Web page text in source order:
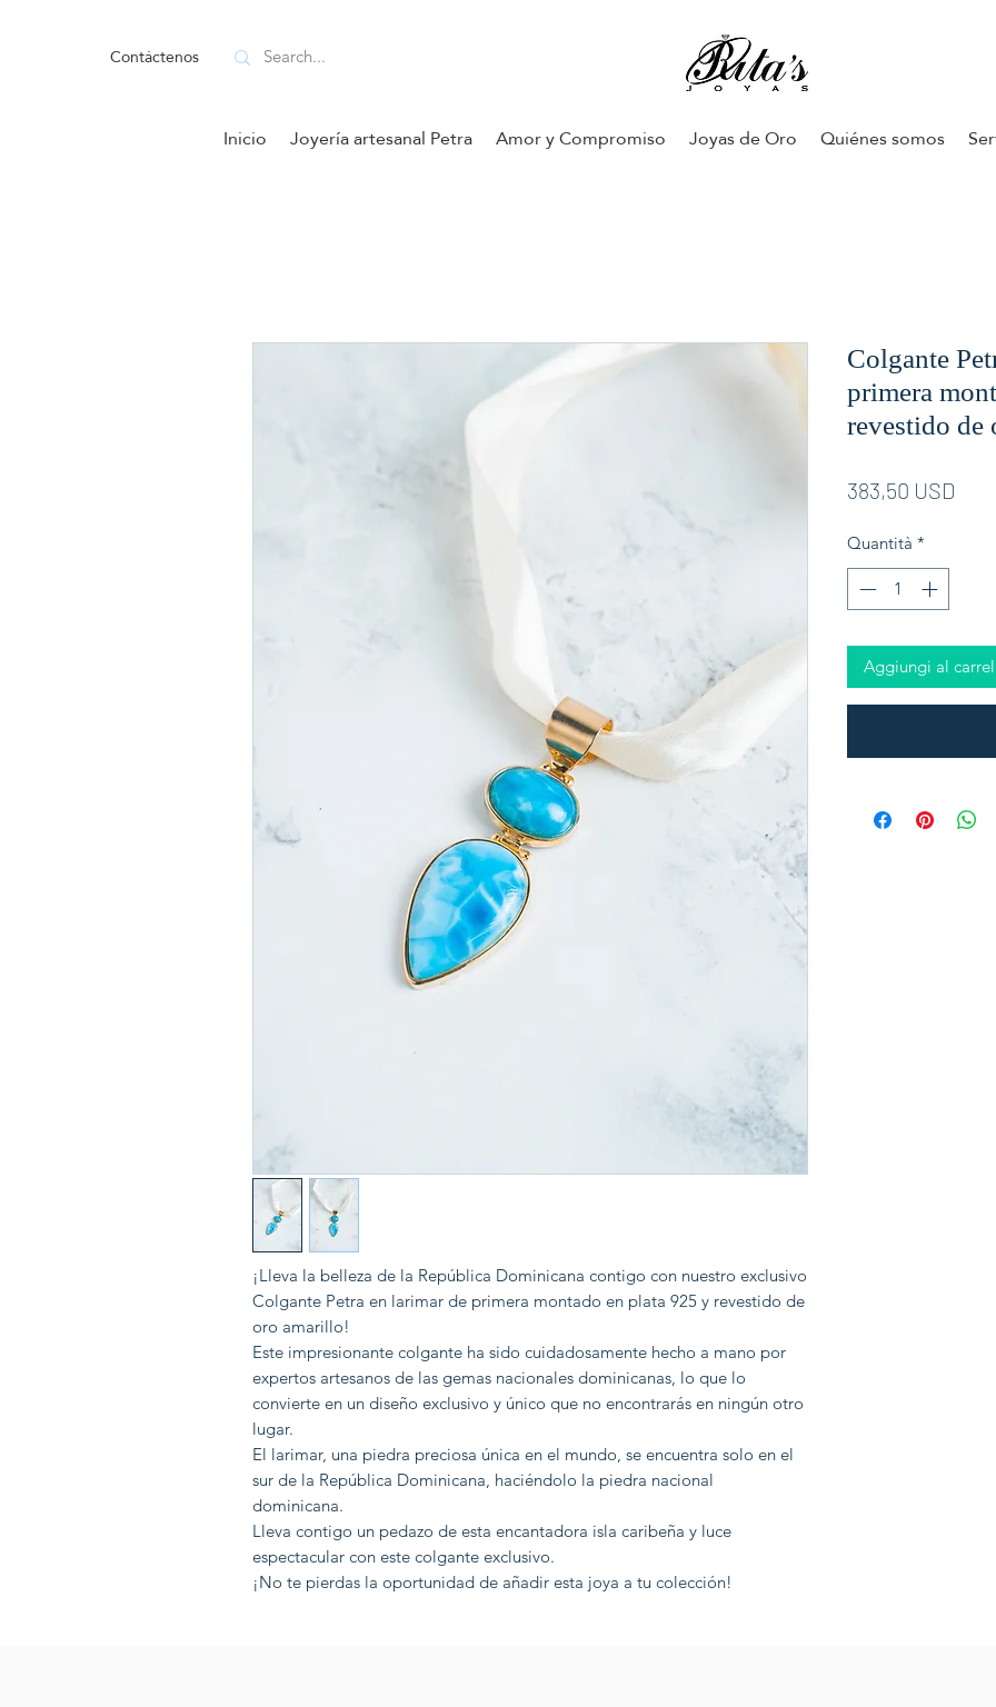
Contáctenos
Inicio Joyería artesanal Petra Amor y Compromiso Joyas de Oro Quiénes somos
¡Lleva la belleza de la República Dominicana contigo con nuestro exclusivo
Colgante Petra en larimar de primera montado en plata 925 y revestido de
oro amarillo!
Este impresionante colgante ha sido cuidadosamente hecho a mano por
expertos artesanos de las gemas nacionales dominicanas, lo que lo
convierte en un diseño exclusivo y único que no encontrarás en ningún otro
lugar.
El larimar, una piedra preciosa única en el mundo, se encuentra solo en el
sur de la República Dominicana, haciéndolo la piedra nacional
dominicana.
Lleva contigo un pedazo de esta encantadora isla caribeña y luce
espectacular con este colgante exclusivo.
¡No te pierdas la oportunidad de añadir esta joya a tu colección!
Colgante
primera
revestido de
383,50 USD
Quantità *
Aggiungi al